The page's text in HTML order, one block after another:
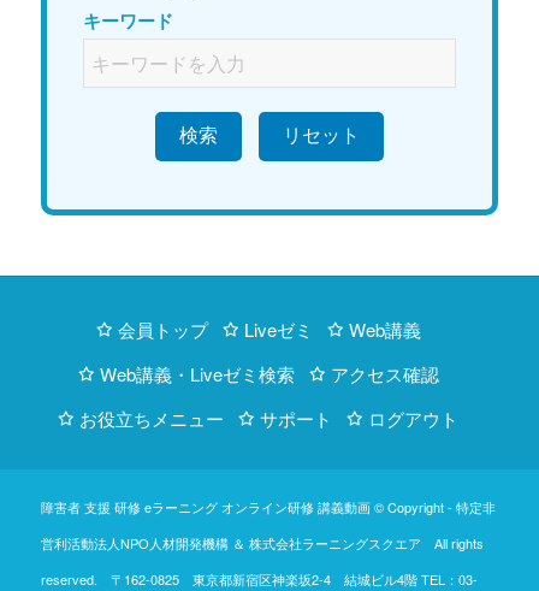
キーワード
検索
会員トップ Liveゼミ
Web講義
Web講義・Liveゼミ検索
アクセス確認
お役立ちメニュー
サポート ログアウト
障害者 支援 研修 eラーニング オンライン研修 講義動画 © Copyright - 特定非
営利活動法人NPO人材開発機構＆ 株式会社ラーニングスクエア All rights
reserved. 〒162-0825 東京都新宿区神楽坂2-4 結城ビル4階TEL：03-